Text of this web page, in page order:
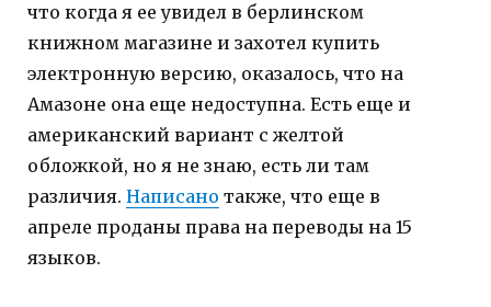
что когда я ее увидел в берлинском
книжном магазине и захотел купить
электронную версию, оказалось, что на
Амазоне она еще недоступна. Есть еще и
американский вариант с желтой
обложкой, но я не знаю, есть ли там
различия. Написано также, что еще в
апреле проданы права на переводы на 15
языков.